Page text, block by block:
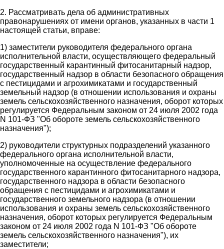
2. Рассматривать дела об административных
правонарушениях от имени органов, указанных в части 1
настоящей статьи, вправе:
1) заместители руководителя федерального органа
исполнительной власти, осуществляющего федеральный
государственный карантинный фитосанитарный надзор,
государственный надзор в области безопасного обращения
с пестицидами и агрохимикатами и государственный
земельный надзор (в отношении использования и охраны
земель сельскохозяйственного назначения, оборот которых
регулируется Федеральным законом от 24 июля 2002 года
N 101-ФЗ "Об обороте земель сельскохозяйственного
назначения");
2) руководители структурных подразделений указанного
федерального органа исполнительной власти,
уполномоченные на осуществление федерального
государственного карантинного фитосанитарного надзора,
государственного надзора в области безопасного
обращения с пестицидами и агрохимикатами и
государственного земельного надзора (в отношении
использования и охраны земель сельскохозяйственного
назначения, оборот которых регулируется Федеральным
законом от 24 июля 2002 года N 101-ФЗ "Об обороте
земель сельскохозяйственного назначения"), их
заместители;